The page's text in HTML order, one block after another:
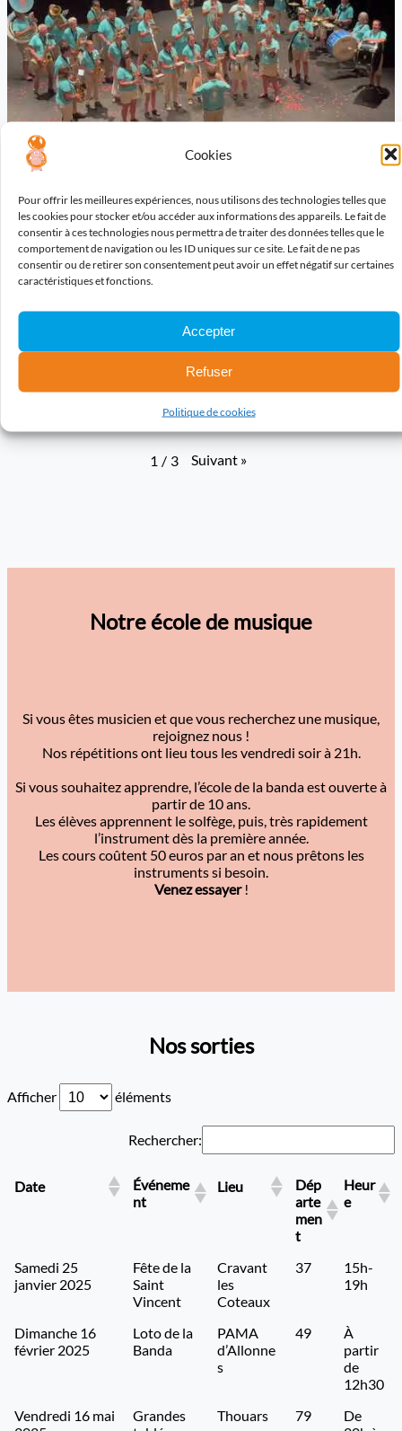
Cookies
Pour offrir les meilleures expériences, nous utilisons des technologies telles que
les cookies pour stocker et/ou accéder aux informations des appareils. Le fait de
consentir à ces technologies nous permettra de traiter des données telles que le
comportement de navigation ou les ID uniques sur ce site. Le fait de ne pas
consentir ou de retirer son consentement peut avoir un effet négatif sur certaines
caractéristiques et fonctions.
Accepter
Refuser
Politique de cookies
La Band'Allonnaise – Casser la Voix
La Band'Allonnaise – Monday
1 / 3 Suivant »
Notre école de musique
Si vous êtes musicien et que vous recherchez une musique,
rejoignez nous !
Nos répétitions ont lieu tous les vendredi soir à 21h.
Si vous souhaitez apprendre, l’école de la banda est ouverte à
partir de 10 ans.
Les élèves apprennent le solfège, puis, très rapidement
l’instrument dès la première année.
Les cours coûtent 50 euros par an et nous prêtons les
instruments si besoin.
Venez essayer!
Nos sorties
Afficher éléments
Rechercher:
Date
Événeme
nt
Lieu
Dép
arte
men
t
Heur
e
Samedi 25
janvier 2025
Fête de la
Saint
Vincent
Cravant
les
Coteaux
37
15h-
19h
Dimanche 16
février 2025
Loto de la
Banda
PAMA
d’Allonne
s
49
À
partir
de
12h30
Vendredi 16 mai
Grandes
Thouars 79
De